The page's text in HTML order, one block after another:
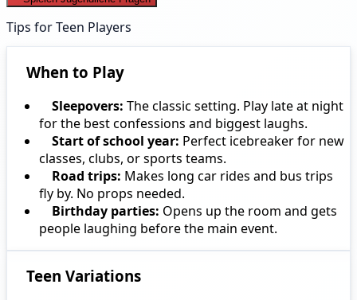
Tips for Teen Players
When to Play
Sleepovers: The classic setting. Play late at night
for the best confessions and biggest laughs.
Start of school year: Perfect icebreaker for new
classes, clubs, or sports teams.
Road trips: Makes long car rides and bus trips
fly by. No props needed.
Birthday parties: Opens up the room and gets
people laughing before the main event.
Teen Variations